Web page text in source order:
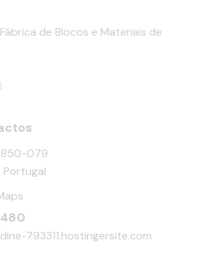
079
Portugal
480
793311.hostingersite.com